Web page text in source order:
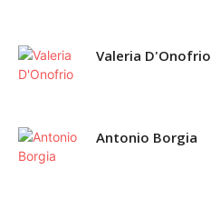
Valeria D'Onofrio
Antonio Borgia